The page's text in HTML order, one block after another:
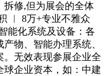
拆修,但为展会的全体
︱ 8万+专业不雅众
能化系统及设备：各
物、智能办理系统、
无效表现参展企业全
企业资本，如：中建